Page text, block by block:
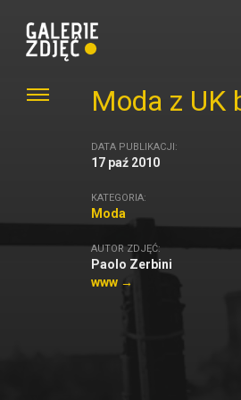
Moda z UK
DATA PUBLIKACJI:
17 paź 2010
KATEGORIA:
Moda
AUTOR ZDJĘĆ:
Paolo Zerbini
www →